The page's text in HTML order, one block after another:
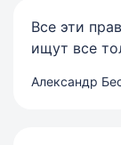
Все эти
ищут все
Александр